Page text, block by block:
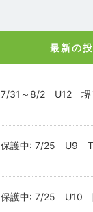
最新の
7/31～8/2 U12 堺
保護中: 7/25 U9
保護中: 7/25 U10